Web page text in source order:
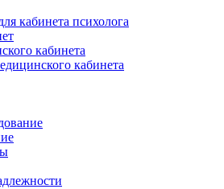
кабинета психолога
кабинета
кабинета